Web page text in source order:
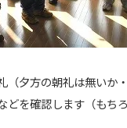
（夕方の朝礼は無いか
どを確認します（もち